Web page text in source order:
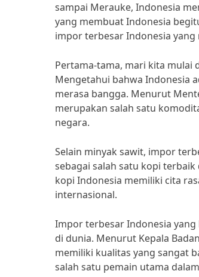
sampai Merauke, Indonesia
yang membuat Indonesia
impor terbesar Indonesia yang
Pertama-tama, mari kita mulai
Mengetahui bahwa Indonesia
merasa bangga. Menurut
merupakan salah satu
negara.
Selain minyak sawit, impor
sebagai salah satu kopi terbaik
kopi Indonesia memiliki cita
internasional.
Impor terbesar Indonesia
di dunia. Menurut Kepala
memiliki kualitas yang sangat
salah satu pemain utama